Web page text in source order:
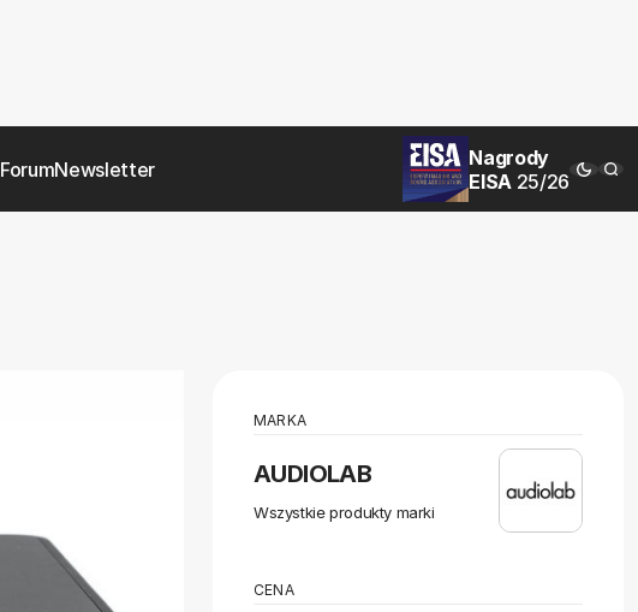
ForumNewsletter
Nagrody
EISA 25/26
MARKA
AUDIOLAB
Wszystkie produkty marki
CENA